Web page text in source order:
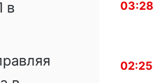
в
03:28
02:25